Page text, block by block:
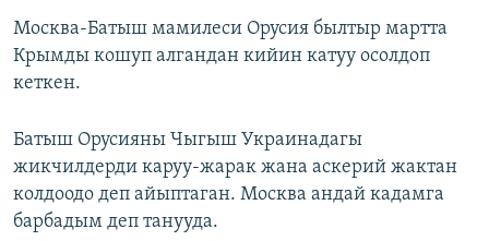
Москва-Батыш мамилеси Орусия былтыр мартта
Крымды кошуп алгандан кийин катуу осолдоп
кеткен.
Батыш Орусияны Чыгыш Украинадагы
жикчилдерди каруу-жарак жана аскерий жактан
колдоодо деп айыптаган. Москва андай кадамга
барбадым деп танууда.